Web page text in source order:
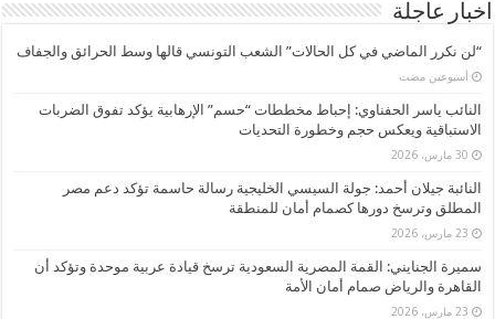
اخبار عاجلة
“لن نكرر الماضي في كل الحالات” الشعب التونسي قالها وسط الحرائق والجفاف
‏أسبوعين مضت
النائب ياسر الحفناوي: إحباط مخططات “حسم” الإرهابية يؤكد تفوق الضربات
الاستباقية ويعكس حجم وخطورة التحديات
30 مارس، 2026
النائبة جيلان أحمد: جولة السيسي الخليجية رسالة حاسمة تؤكد دعم مصر
المطلق وترسخ دورها كصمام أمان للمنطقة
23 مارس، 2026
سميرة الجنايني: القمة المصرية السعودية ترسخ قيادة عربية موحدة وتؤكد أن
القاهرة والرياض صمام أمان الأمة
23 مارس، 2026